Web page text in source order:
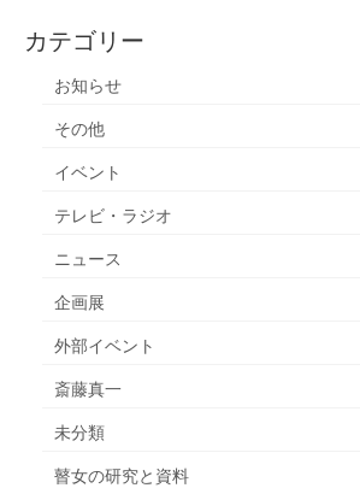
事
カテゴリー
お知らせ
その他
イベント
テレビ・ラジオ
ニュース
企画展
外部イベント
斎藤真一
未分類
瞽女の研究と資料